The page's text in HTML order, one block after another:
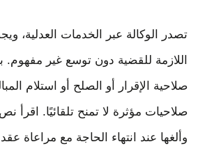
تصدر الوكالة عبر الخدمات العدلية،
اللازمة للقضية دون توسع غير مفهوم.
صلاحية الإقرار أو الصلح أو استلام
صلاحيات مؤثرة لا تمنح تلقائيًا. اقرأ
وألغها عند انتهاء الحاجة مع مراعاة